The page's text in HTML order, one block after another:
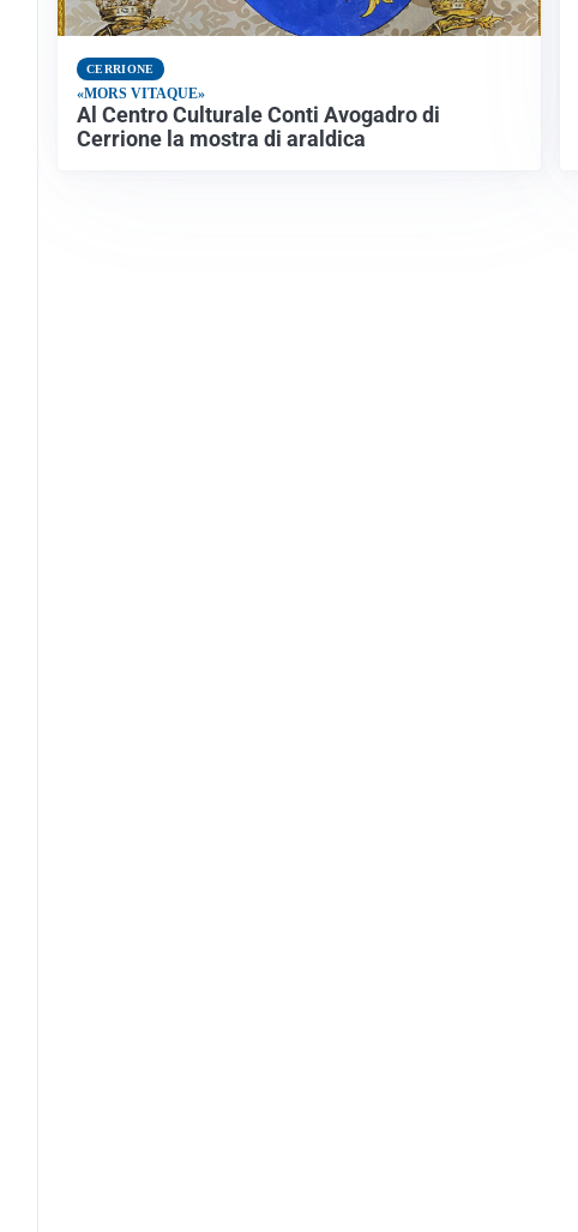
CERRIONE
«MORS VITAQUE»
Al Centro Culturale Conti Avogadro di
Cerrione la mostra di araldica